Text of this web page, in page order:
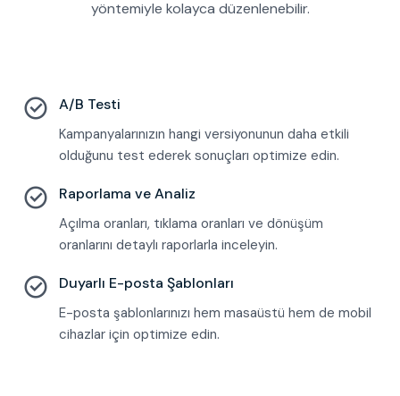
yöntemiyle kolayca düzenlenebilir.
A/B Testi
Kampanyalarınızın hangi versiyonunun daha etkili
olduğunu test ederek sonuçları optimize edin.
Raporlama ve Analiz
Açılma oranları, tıklama oranları ve dönüşüm
oranlarını detaylı raporlarla inceleyin.
Duyarlı E-posta Şablonları
E-posta şablonlarınızı hem masaüstü hem de mobil
cihazlar için optimize edin.